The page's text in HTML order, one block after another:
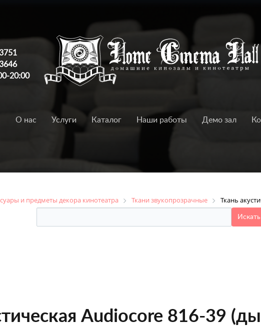
и предметы декора кинотеатра Ткани звукопрозрачные Ткань
20:00
О нас Услуги Каталог Наши работы Демо зал
Audiocore 816-39